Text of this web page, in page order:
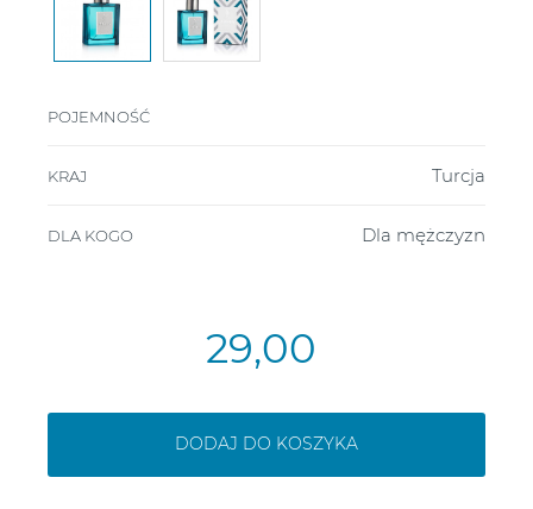
POJEMNOŚĆ
KRAJ Turcja
DLA KOGO Dla mężczyzn
29,00
DODAJ DO KOSZYKA